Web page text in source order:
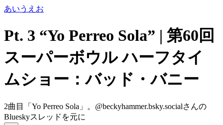
あいうえお
Pt. 3 “Yo Perreo Sola” | 第60回
スーパーボウル ハーフタイ
ムショー：バッド・バニー
2曲目「Yo Perreo Sola」。@beckyhammer.bsky.socialさんの
Blueskyスレッドを元に